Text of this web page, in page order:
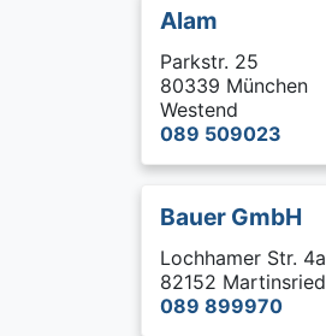
Alam
Parkstr. 25
80339 München
Westend
089 509023
Bauer GmbH
Lochhamer Str. 4a
82152 Martinsried
089 899970